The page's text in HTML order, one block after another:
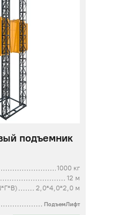
подъемник
1000 кг
12 м
2,0*4,0*2,0 м
ПодъемЛифт